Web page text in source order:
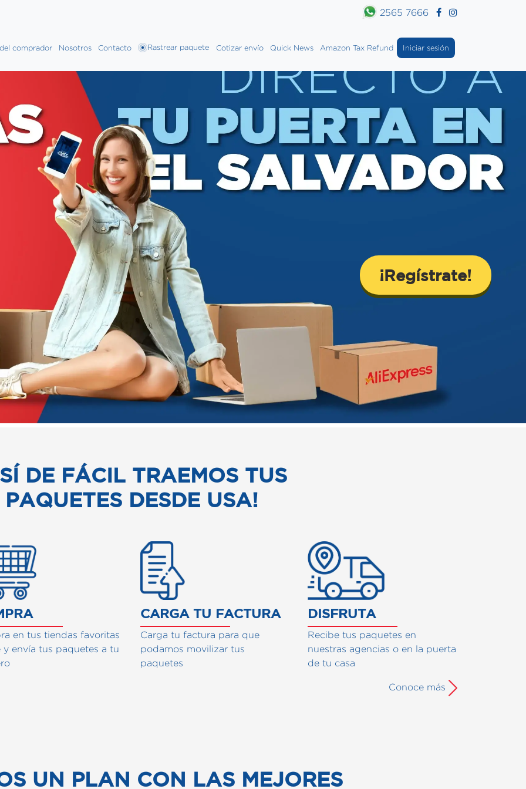
2565 7666
comprador Nosotros Contacto Rastrear paquete Cotizar envío Quick News Amazon Tax Refund Iniciar sesión
¡Regístrate!
DE FÁCIL TRAEMOS TUS
PAQUETES DESDE USA!
nuestro servcio
en tus tiendas favoritas
y envía tus paquetes a tu
CARGA TU FACTURA
Carga tu factura para que
podamos movilizar tus
paquetes
DISFRUTA
Recibe tus paquetes en
nuestras agencias o en la puerta
de tu casa
Conoce más
UN PLAN CON LAS MEJORES